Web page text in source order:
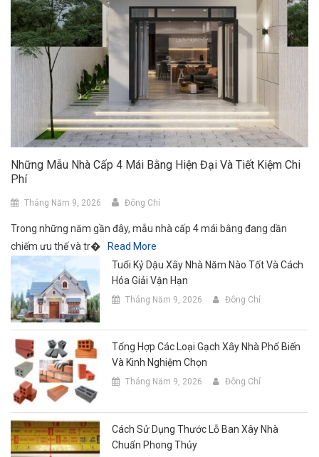
Những Mẫu Nhà Cấp 4 Mái Bằng Hiện Đại Và Tiết Kiệm Chi
Phí
Tháng Năm 9, 2026 Đông Chí
Trong những năm gần đây, mẫu nhà cấp 4 mái bằng đang dần
chiếm ưu thế và tr�
Read More
Tuổi Kỷ Dậu Xây Nhà Năm Nào Tốt Và Cách
Hóa Giải Vận Hạn
Tháng Năm 9, 2026 Đông Chí
Tổng Hợp Các Loại Gạch Xây Nhà Phổ Biến
Và Kinh Nghiệm Chọn
Tháng Năm 9, 2026 Đông Chí
Cách Sử Dụng Thước Lỗ Ban Xây Nhà
Chuẩn Phong Thủy